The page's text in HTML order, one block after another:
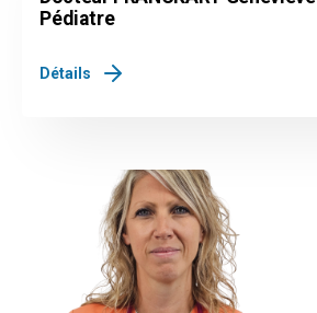
Pédiatre
Détails